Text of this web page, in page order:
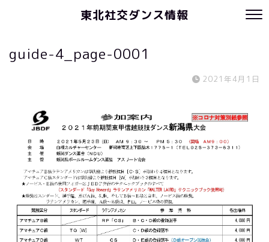
東北社交ダンス情報
guide-4_page-0001
2021年4月1日